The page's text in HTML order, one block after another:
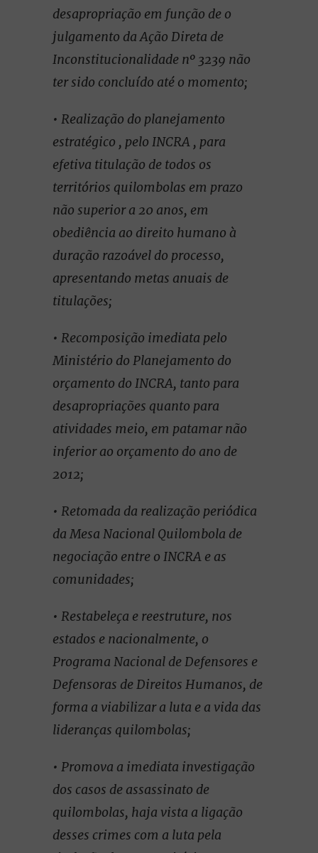
desapropriação em função de o
julgamento da Ação Direta de
Inconstitucionalidade nº 3239 não
ter sido concluído até o momento;
• Realização do planejamento
estratégico , pelo INCRA , para
efetiva titulação de todos os
territórios quilombolas em prazo
não superior a 20 anos, em
obediência ao direito humano à
duração razoável do processo,
apresentando metas anuais de
titulações;
• Recomposição imediata pelo
Ministério do Planejamento do
orçamento do INCRA, tanto para
desapropriações quanto para
atividades meio, em patamar não
inferior ao orçamento do ano de
2012;
• Retomada da realização periódica
da Mesa Nacional Quilombola de
negociação entre o INCRA e as
comunidades;
• Restabeleça e reestruture, nos
estados e nacionalmente, o
Programa Nacional de Defensores e
Defensoras de Direitos Humanos, de
forma a viabilizar a luta e a vida das
lideranças quilombolas;
• Promova a imediata investigação
dos casos de assassinato de
quilombolas, haja vista a ligação
desses crimes com a luta pela